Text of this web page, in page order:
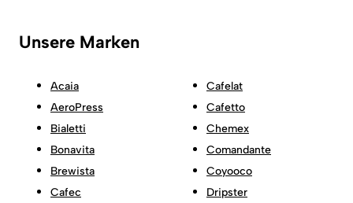
Unsere Marken
Acaia
AeroPress
Bialetti
Bonavita
Brewista
Cafec
Cafelat
Cafetto
Chemex
Comandante
Coyooco
Dripster